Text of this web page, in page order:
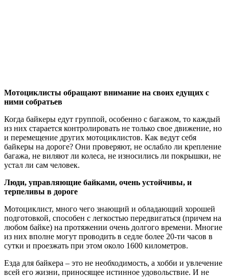
Мотоциклисты обращают внимание на своих едущих с
ними собратьев
Когда байкеры едут группой, особенно с багажом, то каждый
из них старается контролировать не только свое движение, но
и перемещение других мотоциклистов. Как ведут себя
байкеры на дороге? Они проверяют, не ослабло ли крепление
багажа, не виляют ли колеса, не износились ли покрышки, не
устал ли сам человек.
Люди, управляющие байками, очень устойчивы, и
терпеливы в дороге
Мотоциклист, много чего знающий и обладающий хорошей
подготовкой, способен с легкостью передвигаться (причем на
любом байке) на протяжении очень долгого времени. Многие
из них вполне могут проводить в седле более 20-ти часов в
сутки и проезжать при этом около 1600 километров.
Езда для байкера – это не необходимость, а хобби и увлечение
всей его жизни, приносящее истинное удовольствие. И не